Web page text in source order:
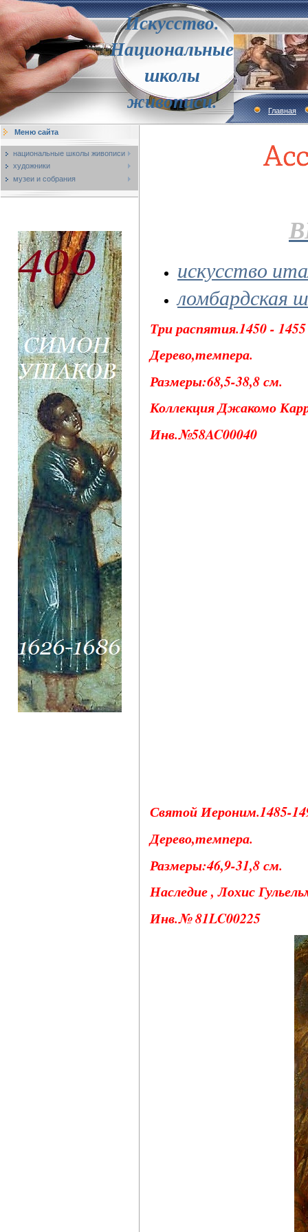
Искусство.
Национальные
школы
живописи.
Главная
Меню сайта
национальные школы живописи
художники
музеи и собрания
искусство
ломбардская
Три распятия.1450 - 1455
Дерево,темпера.
Размеры:68,5-38,8 см.
Коллекция Джакомо
Инв.№58AC00040
Святой Иероним.1485-
Дерево,темпера.
Размеры:46,9-31,8 см.
Наследие , Лохис
Инв.№ 81LC00225